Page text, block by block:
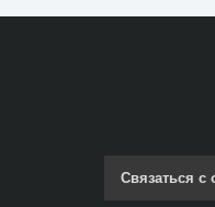
Связаться с